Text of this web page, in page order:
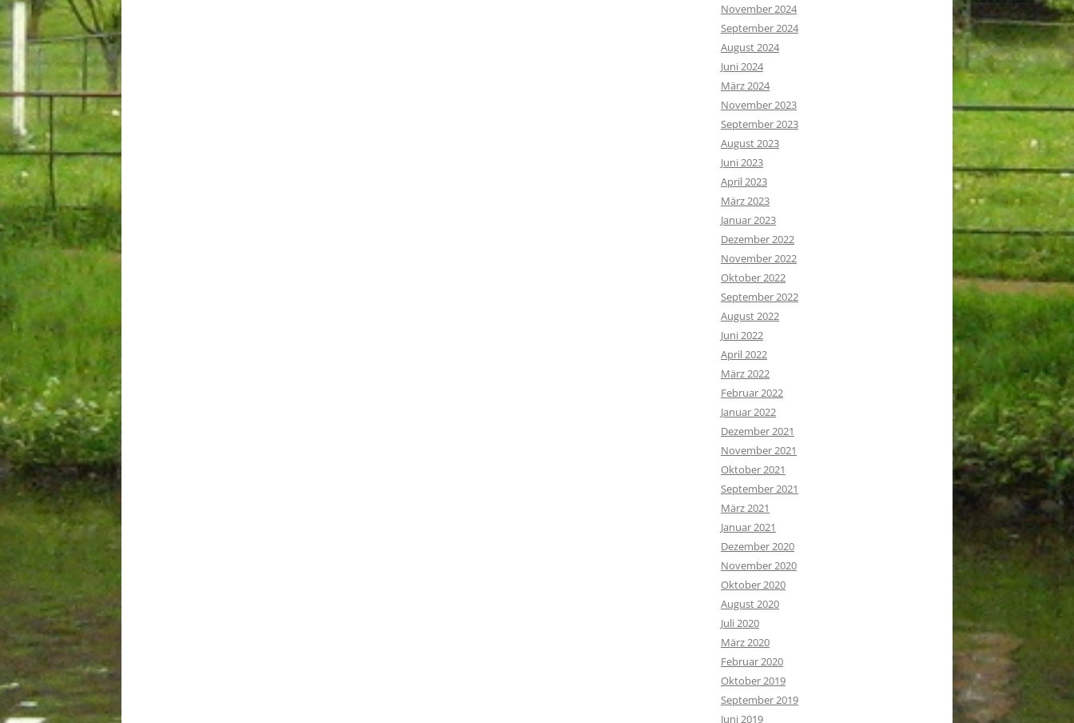
November 2024
September 2024
August 2024
Juni 2024
März 2024
November 2023
September 2023
August 2023
Juni 2023
April 2023
März 2023
Januar 2023
Dezember 2022
November 2022
Oktober 2022
September 2022
August 2022
Juni 2022
April 2022
März 2022
Februar 2022
Januar 2022
Dezember 2021
November 2021
Oktober 2021
September 2021
März 2021
Januar 2021
Dezember 2020
November 2020
Oktober 2020
August 2020
Juli 2020
März 2020
Februar 2020
Oktober 2019
September 2019
Juni 2019